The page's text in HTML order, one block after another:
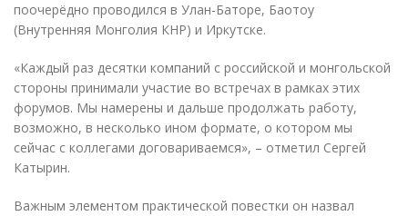
поочерёдно проводился в Улан-Баторе, Баотоу
(Внутренняя Монголия КНР) и Иркутске.
«Каждый раз десятки компаний с российской и монгольской
стороны принимали участие во встречах в рамках этих
форумов. Мы намерены и дальше продолжать работу,
возможно, в несколько ином формате, о котором мы
сейчас с коллегами договариваемся», – отметил Сергей
Катырин.
Важным элементом практической повестки он назвал